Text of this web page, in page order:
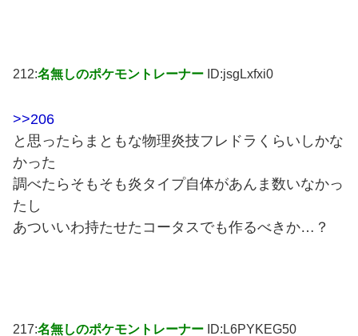
212:名無しのポケモントレーナー ID:jsgLxfxi0
>>206
と思ったらまともな物理炎技フレドラくらいしかな
かった
調べたらそもそも炎タイプ自体があんま数いなかっ
たし
あついいわ持たせたコータスでも作るべきか…？
217:名無しのポケモントレーナー ID:L6PYKEG50